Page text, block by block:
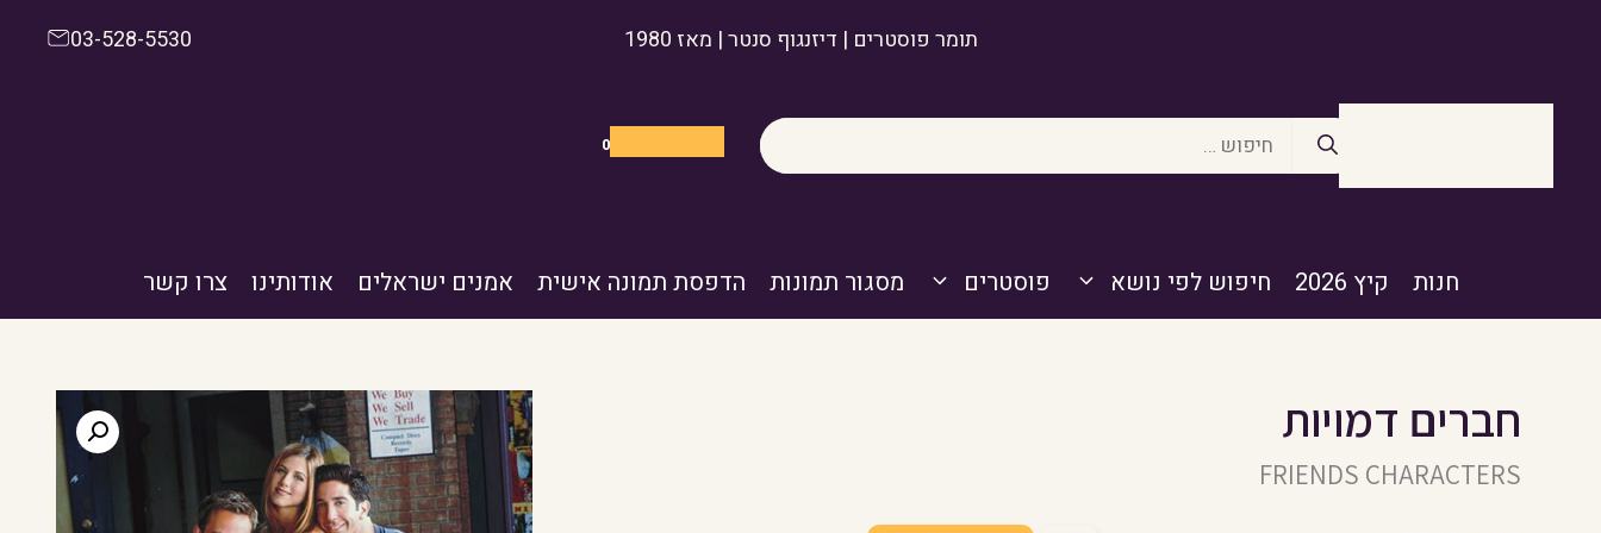
תומר פוסטרים | דיזנגוף סנטר | מאז 1980 03-528-5530
0
חנות קיץ 2026 חיפוש לפי נושא פוסטרים מסגור תמונות הדפסת תמונה אישית אמנים ישראלים אודותינו צרו קשר
חברים דמויות
FRIENDS CHARACTERS